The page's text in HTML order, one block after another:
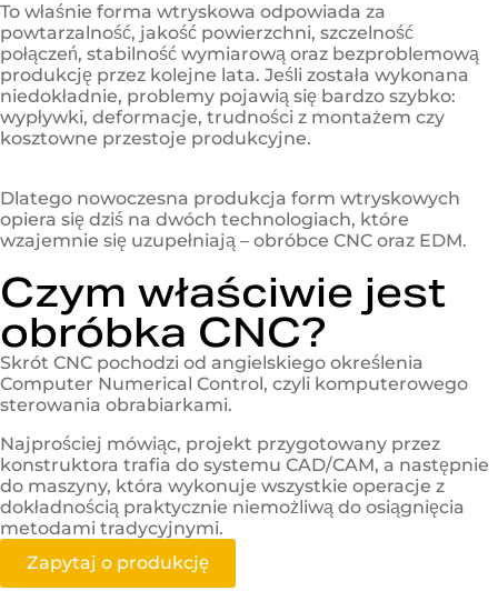
To właśnie forma wtryskowa odpowiada za
powtarzalność, jakość powierzchni, szczelność
połączeń, stabilność wymiarową oraz bezproblemową
produkcję przez kolejne lata. Jeśli została wykonana
niedokładnie, problemy pojawią się bardzo szybko:
wypływki, deformacje, trudności z montażem czy
kosztowne przestoje produkcyjne.
Dlatego nowoczesna produkcja form wtryskowych
opiera się dziś na dwóch technologiach, które
wzajemnie się uzupełniają – obróbce CNC oraz EDM.
Czym właściwie jest
obróbka CNC?
Skrót CNC pochodzi od angielskiego określenia
Computer Numerical Control, czyli komputerowego
sterowania obrabiarkami.
Najprościej mówiąc, projekt przygotowany przez
konstruktora trafia do systemu CAD/CAM, a następnie
do maszyny, która wykonuje wszystkie operacje z
dokładnością praktycznie niemożliwą do osiągnięcia
metodami tradycyjnymi.
Zapytaj o produkcję